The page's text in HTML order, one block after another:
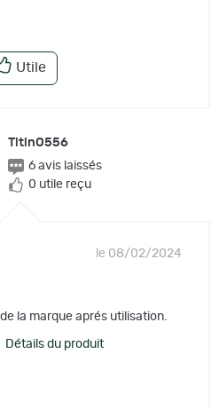
Utile
TitinO556
6 avis laissés
0 utile reçu
le 08/02/2024
la marque aprés utilisation.
du produit